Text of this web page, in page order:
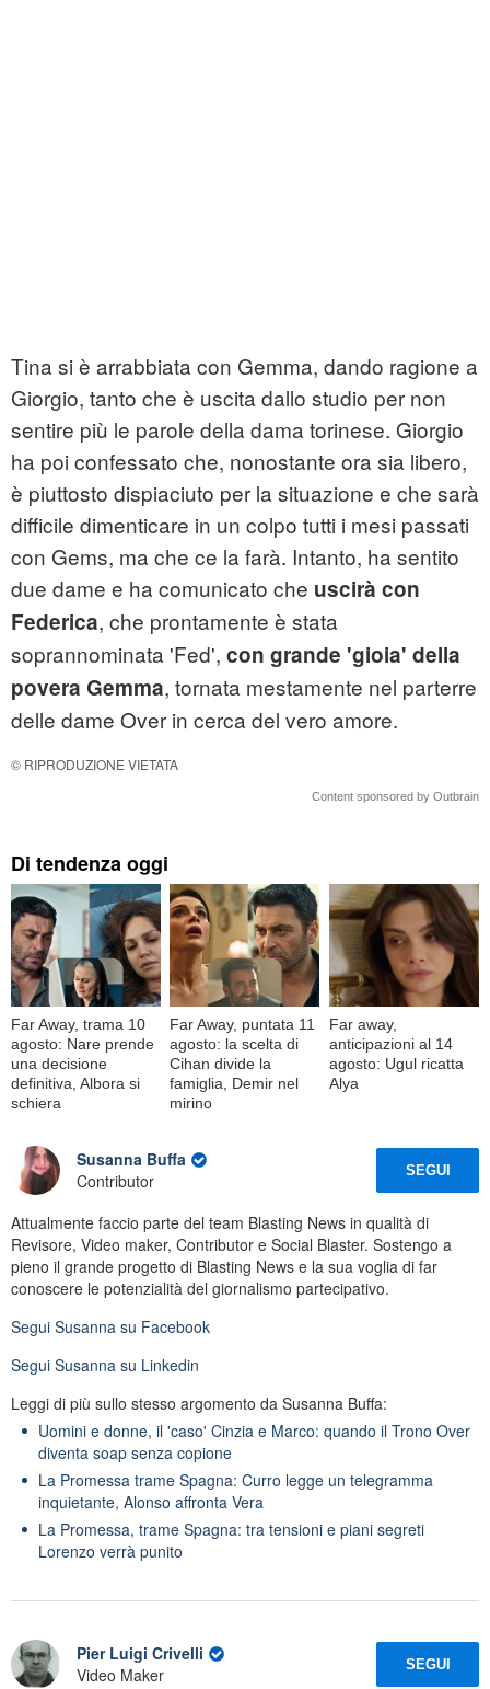
Tina si è arrabbiata con Gemma, dando ragione a
Giorgio, tanto che è uscita dallo studio per non
sentire più le parole della dama torinese. Giorgio
ha poi confessato che, nonostante ora sia libero,
è piuttosto dispiaciuto per la situazione e che sarà
difficile dimenticare in un colpo tutti i mesi passati
con Gems, ma che ce la farà. Intanto, ha sentito
due dame e ha comunicato che uscirà con
Federica, che prontamente è stata
soprannominata 'Fed', con grande 'gioia' della
povera Gemma, tornata mestamente nel parterre
delle dame Over in cerca del vero amore.
© RIPRODUZIONE VIETATA
Content sponsored by Outbrain
Di tendenza oggi
Far Away, trama 10
agosto: Nare prende
una decisione
definitiva, Albora si
schiera
Far Away, puntata 11
agosto: la scelta di
Cihan divide la
famiglia, Demir nel
mirino
Far away,
anticipazioni al 14
agosto: Ugul ricatta
Alya
Susanna Buffa
Contributor
SEGUI
Attualmente faccio parte del team Blasting News in qualità di
Revisore, Video maker, Contributor e Social Blaster. Sostengo a
pieno il grande progetto di Blasting News e la sua voglia di far
conoscere le potenzialità del giornalismo partecipativo.
Segui Susanna su Facebook
Segui Susanna su Linkedin
Leggi di più sullo stesso argomento da Susanna Buffa:
Uomini e donne, il 'caso' Cinzia e Marco: quando il Trono Over
diventa soap senza copione
La Promessa trame Spagna: Curro legge un telegramma
inquietante, Alonso affronta Vera
La Promessa, trame Spagna: tra tensioni e piani segreti
Lorenzo verrà punito
Pier Luigi Crivelli
Video Maker
SEGUI